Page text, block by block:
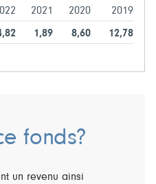
2021 2020 2019
1,89 8,60 12,78
fonds?
un revenu ainsi